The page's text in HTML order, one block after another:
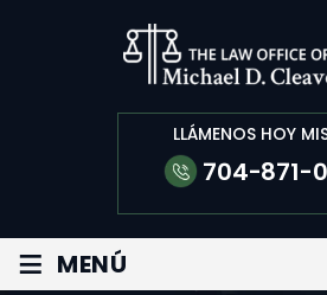
LLÁMENOS HOY
704-871-
≡ MENÚ